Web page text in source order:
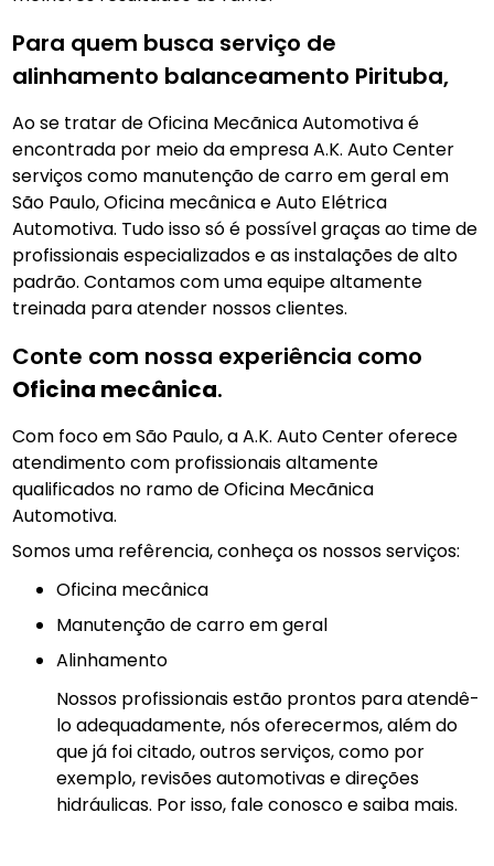
Para quem busca serviço de
alinhamento balanceamento Pirituba,
Ao se tratar de Oficina Mecãnica Automotiva é
encontrada por meio da empresa A.K. Auto Center
serviços como manutenção de carro em geral em
São Paulo, Oficina mecânica e Auto Elétrica
Automotiva. Tudo isso só é possível graças ao time de
profissionais especializados e as instalações de alto
padrão. Contamos com uma equipe altamente
treinada para atender nossos clientes.
Conte com nossa experiência como
Oficina mecânica.
Com foco em São Paulo, a A.K. Auto Center oferece
atendimento com profissionais altamente
qualificados no ramo de Oficina Mecãnica
Automotiva.
Somos uma refêrencia, conheça os nossos serviços:
Oficina mecânica
manutenção de carro em geral
Alinhamento
Nossos profissionais estão prontos para atendê-
lo adequadamente, nós oferecermos, além do
que já foi citado, outros serviços, como por
exemplo, revisões automotivas e direções
hidráulicas. Por isso, fale conosco e saiba mais.